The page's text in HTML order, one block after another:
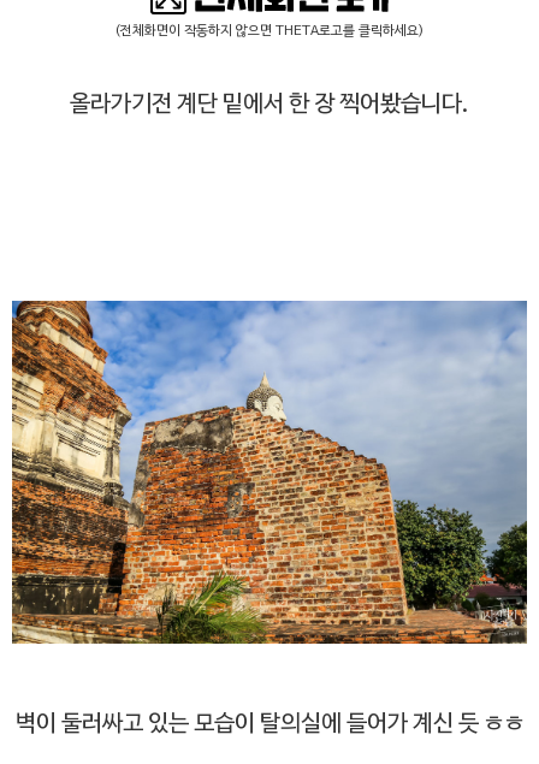
(전체화면이 작동하지 않으면 THETA로고를 클릭하세요)
올라가기전 계단 밑에서 한 장 찍어봤습니다.
벽이 둘러싸고 있는 모습이 탈의실에 들어가 계신 듯 ㅎㅎ